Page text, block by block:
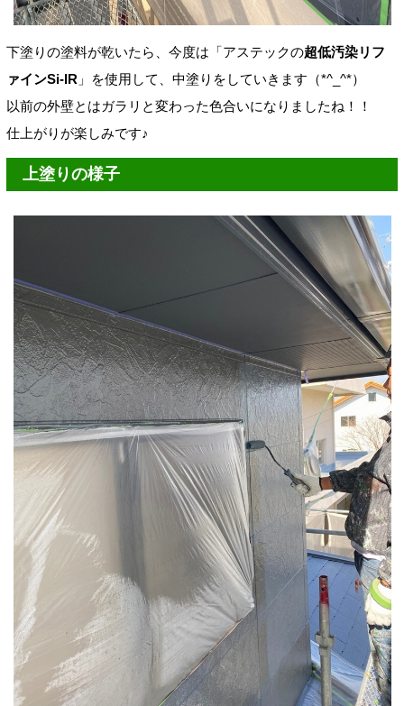
下塗りの塗料が乾いたら、今度は「アステックの超低汚染リフ
ァインSi-IR 」を使用して、中塗りをしていきます（*^_^*）
以前の外壁とはガラリと変わった色合いになりましたね！！
仕上がりが楽しみです♪
上塗りの様子